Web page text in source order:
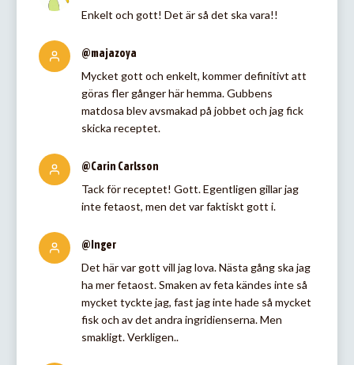
Enkelt och gott! Det är så det ska vara!!
@majazoya
Mycket gott och enkelt, kommer definitivt att
göras fler gånger här hemma. Gubbens
matdosa blev avsmakad på jobbet och jag fick
skicka receptet.
@Carin Carlsson
Tack för receptet! Gott. Egentligen gillar jag
inte fetaost, men det var faktiskt gott i.
@Inger
Det här var gott vill jag lova. Nästa gång ska jag
ha mer fetaost. Smaken av feta kändes inte så
mycket tyckte jag, fast jag inte hade så mycket
fisk och av det andra ingridienserna. Men
smakligt. Verkligen..